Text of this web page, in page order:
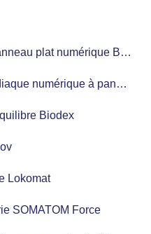
plat numérique Bi-Plan
à panneau plat Mono-Plan
Biodex
Lokomat
SOMATOM Force